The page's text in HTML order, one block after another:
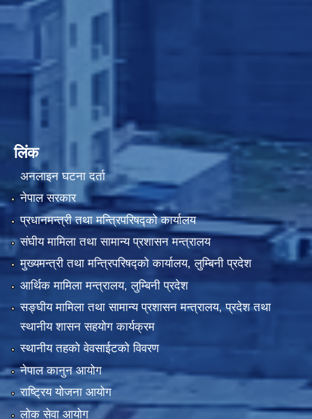
लिंक
अनलाइन घटना दर्ता
नेपाल सरकार
प्रधानमन्त्री तथा मन्त्रिपरिषद्को कार्यालय
संघीय मामिला तथा सामान्य प्रशासन मन्त्रालय
मुख्यमन्त्री तथा मन्त्रिपरिषद्को कार्यालय, लुम्बिनी प्रदेश
आर्थिक मामिला मन्त्रालय, लुम्बिनी प्रदेश
सङ्घीय मामिला तथा सामान्य प्रशासन मन्त्रालय, प्रदेश तथा
स्थानीय शासन सहयोग कार्यक्रम
स्थानीय तहको वेवसाईटको विवरण
नेपाल कानुन आयोग
राष्ट्रिय योजना आयोग
लोक सेवा आयोग